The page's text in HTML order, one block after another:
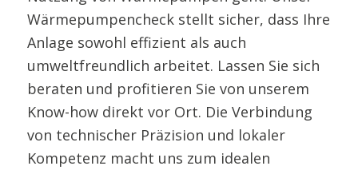
Wärmepumpencheck stellt sicher, dass Ihre
Anlage sowohl effizient als auch
umweltfreundlich arbeitet. Lassen Sie sich
beraten und profitieren Sie von unserem
Know-how direkt vor Ort. Die Verbindung
von technischer Präzision und lokaler
Kompetenz macht uns zum idealen